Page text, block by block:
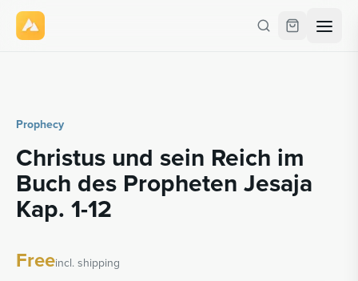
Prophecy
Christus und sein Reich im
Buch des Propheten Jesaja
Kap. 1-12
Freeincl. shipping